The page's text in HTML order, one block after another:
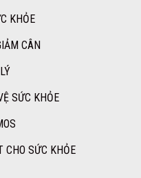
KHỎE
CÂN
SỨC KHỎE
CHO SỨC KHỎE